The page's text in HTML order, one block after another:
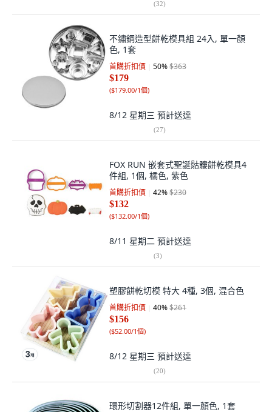
(32)
不鏽鋼造型餅乾模具組 24入, 單一顏
色, 1套
首購折扣價 50%$363
$179
($179.00/1個)
8/12 星期三 預計送達
(27)
FOX RUN 嵌套式聖誕骷髏餅乾模具4
件組, 1個, 橘色, 紫色
首購折扣價 42%$230
$132
($132.00/1個)
8/11 星期二 預計送達
(3)
塑膠餅乾切模 特大 4種, 3個, 混合色
首購折扣價 40%$261
$156
($52.00/1個)
8/12 星期三 預計送達
(20)
環形切割器12件組, 單一顏色, 1套